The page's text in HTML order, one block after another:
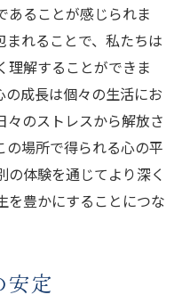
あることが感じられま
まれることで、私たちは
理解することができま
の成長は個々の生活にお
々のストレスから解放さ
の場所で得られる心の平
体験を通じてより深く
を豊かにすることにつな
安定